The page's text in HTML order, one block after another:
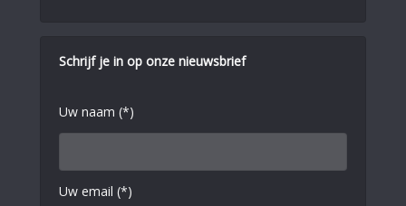
Schrijf je in op onze nieuwsbrief
Uw naam (*)
Uw email (*)